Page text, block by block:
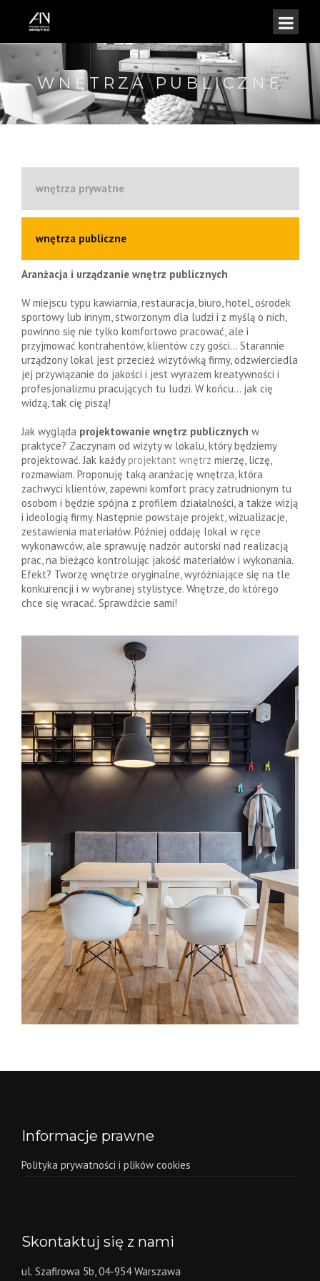
WNĘTRZA PUBLICZNE
wnętrza prywatne
wnętrza publiczne
Aranżacja i urządzanie wnętrz publicznych
W miejscu typu kawiarnia, restauracja, biuro, hotel, ośrodek
sportowy lub innym, stworzonym dla ludzi i z myślą o nich,
powinno się nie tylko komfortowo pracować, ale i
przyjmować kontrahentów, klientów czy gości… Starannie
urządzony lokal jest przecież wizytówką firmy, odzwierciedla
jej przywiązanie do jakości i jest wyrazem kreatywności i
profesjonalizmu pracujących tu ludzi. W końcu… jak cię
widzą, tak cię piszą!
Jak wygląda projektowanie wnętrz publicznych w
praktyce? Zaczynam od wizyty w lokalu, który będziemy
projektować. Jak każdyprojektant wnętrz mierzę, liczę,
rozmawiam. Proponuję taką aranżację wnętrza, która
zachwyci klientów, zapewni komfort pracy zatrudnionym tu
osobom i będzie spójna z profilem działalności, a także wizją
i ideologią firmy. Następnie powstaje projekt, wizualizacje,
zestawienia materiałów. Później oddaję lokal w ręce
wykonawców, ale sprawuję nadzór autorski nad realizacją
prac, na bieżąco kontrolując jakość materiałów i wykonania.
Efekt? Tworzę wnętrze oryginalne, wyróżniające się na tle
konkurencji i w wybranej stylistyce. Wnętrze, do którego
chce się wracać. Sprawdźcie sami!
Informacje prawne
Polityka prywatności i plików cookies
Skontaktuj się z nami
ul. Szafirowa 5b, 04-954 Warszawa